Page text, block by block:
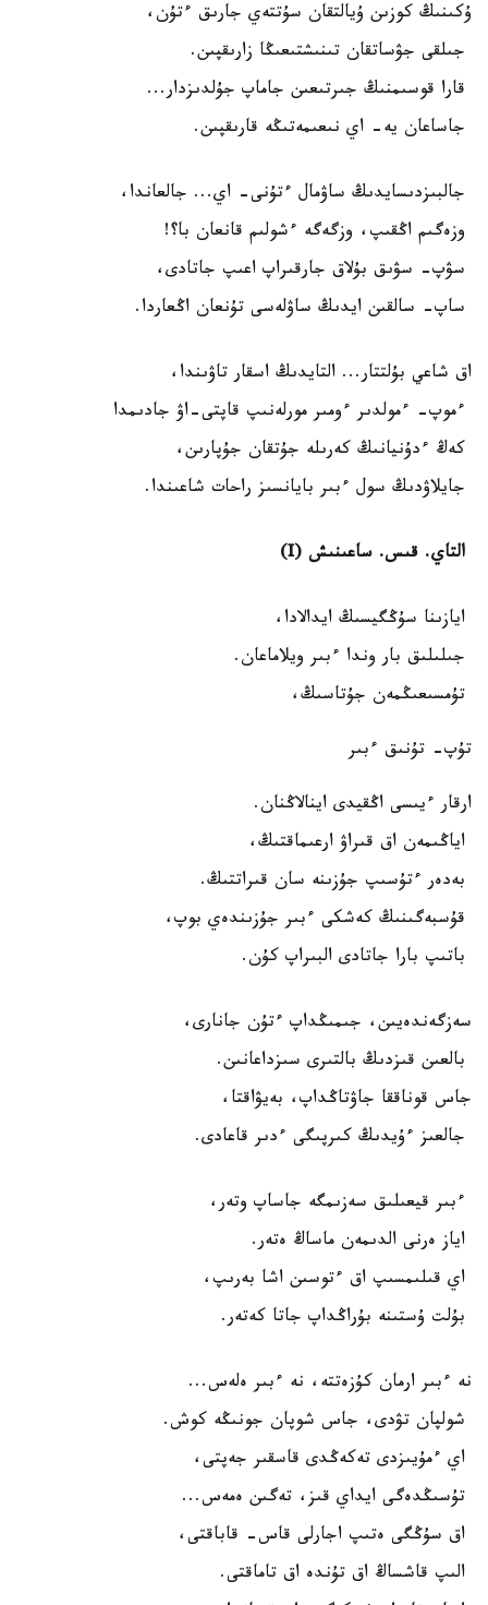
ۇكىنىڭ كوزىن ۇيالتقان سۇتتەي جارىق ءتۇن،
جىلقى جۋساتقان تىنىشتىعىڭا زارىقپىن.
قارا قوسىمنىڭ جىرتىعىن جاماپ جۇلدىزدار...
جاساعان يە- اي نىعىمەتىڭە قارىقپىن.
جالبىزدىسايدىڭ ساۋمال ءتۇنى- اي... جالعاندا،
وزەگىم اڭقىپ، وزگەگە ءشولىم قانعان با؟!
سۋپ- سۋىق بۇلاق جارقىراپ اعىپ جاتادى،
ساپ- سالقىن ايدىڭ ساۋلەسى تۇنعان اڭعاردا.
اق شاعي بۇلتتار... التايدىڭ اسقار تاۋىندا،
ءموپ- ءمولدىر ءومىر مورلەنىپ قاپتى-اۋ جادىمدا
كەڭ ءدۇنيانىڭ كەرىلە جۇتقان جۇپارىن،
جايلاۋدىڭ سول ءبىر بايانسىز راحات شاعىندا.
التاي. قىس. ساعىنىش (I)
ايازىنا سۇڭگيسىڭ ايدالادا،
جىلىلىق بار وندا ءبىر ويلاماعان.
تۇمسىعىڭمەن جۇتاسىڭ،
تۇپ- تۇنىق ءبىر
ارقار ءيىسى اڭقيدى اينالاڭنان.
اياڭىمەن اق قىراۋ ارعىماقتىڭ،
بەدەر ءتۇسىپ جۇزىنە سان قىراتتىڭ.
قۇسبەگىنىڭ كەشكى ءبىر جۇزىندەي بوپ،
باتىپ بارا جاتادى البىراپ كۇن.
سەزگەندەيىن، جىمىڭداپ ءتۇن جانارى،
بالعىن قىزدىڭ بالتىرى سىزداعانىن.
جاس قوناققا جاۋتاڭداپ، بەيۋاقتا،
جالعىز ءۇيدىڭ كىرپىگى ءدىر قاعادى.
ءبىر قيعىلىق سەزىمگە جاساپ وتەر،
اياز ەرنى الدىمەن ماساڭ ەتەر.
اي قىلىمسىپ اق ءتوسىن اشا بەرىپ،
بۇلت ۇستىنە بۇراڭداپ جاتا كەتەر.
نە ءبىر ارمان كۇزەتتە، نە ءبىر ەلەس...
شولپان تۋدى، جاس شوپان جونىڭە كوش.
اي ءمۇيىزدى تەكەڭدى قاسقىر جەپتى،
تۇسىڭدەگى ايداي قىز، تەگىن ەمەس...
اق سۇڭگى ەتىپ اجارلى قاس- قاباقتى،
الىپ قاشساڭ اق تۇندە اق تاماقتى.